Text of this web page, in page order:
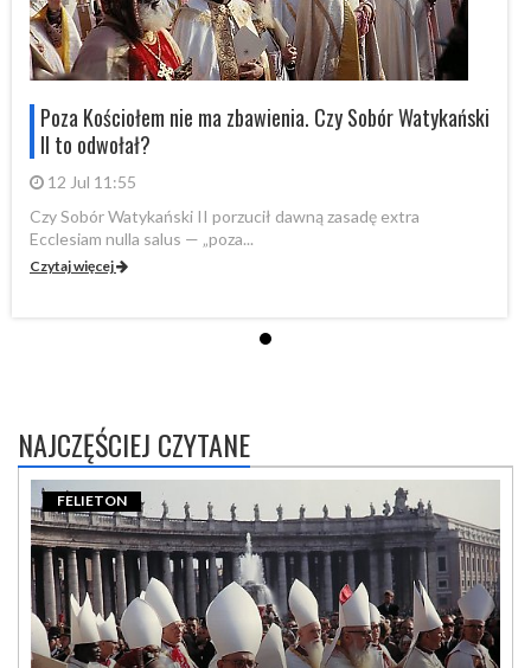
Poza Kościołem nie ma zbawienia. Czy Sobór Watykański
II to odwołał?
12 Jul 11:55
Czy Sobór Watykański II porzucił dawną zasadę extra
Ecclesiam nulla salus — „poza...
Czytaj więcej
NAJCZĘŚCIEJ CZYTANE
FELIETON